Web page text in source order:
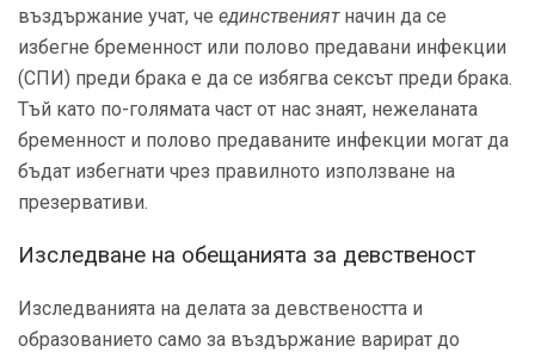
въздържание учат, че единствениятначин да се
избегне бременност или полово предавани инфекции
(СПИ) преди брака е да се избягва сексът преди брака.
Тъй като по-голямата част от нас знаят, нежеланата
бременност и полово предаваните инфекции могат да
бъдат избегнати чрез правилното използване на
презервативи.
Изследване на обещанията за девственост
Изследванията на делата за девствеността и
образованието само за въздържание варират до